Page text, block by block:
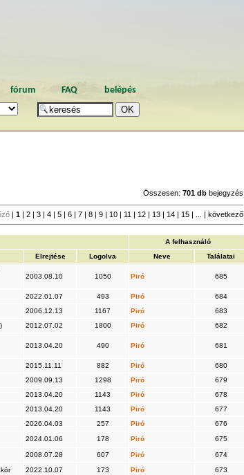
fórum FAQ belépés
Összesen: 701 db bejegyzés.
1 2 3 4 5 6 7 8 9 10 11 12 13 14 15 következő
A felhasználó
Elrejtése Logolva Neve Találatai
2003.08.10 1050 Piró 685
2022.01.07 493 Piró
684
2006.12.13 1167 Piró
683
2012.07.02 1800 Piró 682
2013.04.20 490 Piró 681
2015.11.11 882 Piró
680
2009.09.13 1298 Piró
679
2013.04.20 1143 Piró
678
2013.04.20 1143 Piró
677
2026.04.03 257 Piró
676
2024.01.06 178 Piró 675
2008.07.28 607 Piró
674
2022.10.07 173 Piró 673